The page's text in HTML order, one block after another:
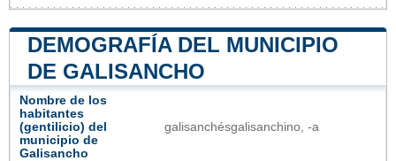
DEMOGRAFÍA DEL MUNICIPIO
DE GALISANCHO
Nombre de los
habitantes
(gentilicio) del
municipio de
Galisancho
galisanchésgalisanchino, -a